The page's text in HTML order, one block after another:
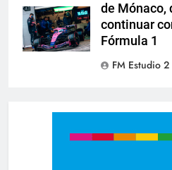
de Mónaco,
continuar
Fórmula 1
FM Estudio 2